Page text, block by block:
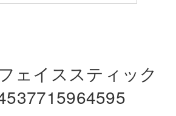
ェイススティック